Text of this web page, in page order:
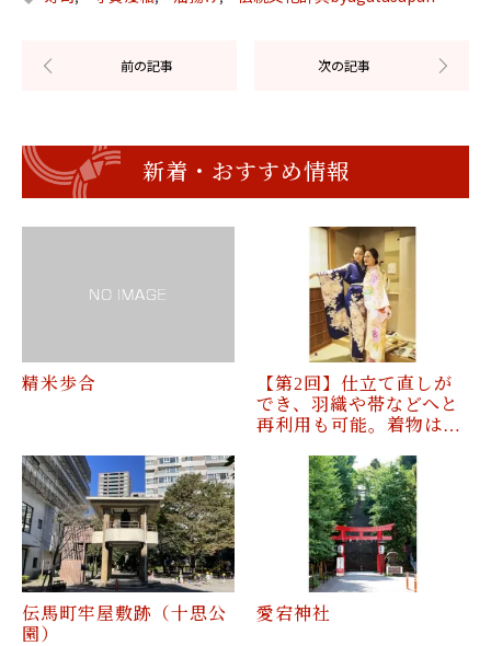
新着・おすすめ情報
精米歩合
【第2回】仕立て直しが
でき、羽織や帯などへと
再利用も可能。着物は…
伝馬町牢屋敷跡（十思公
園）
愛宕神社